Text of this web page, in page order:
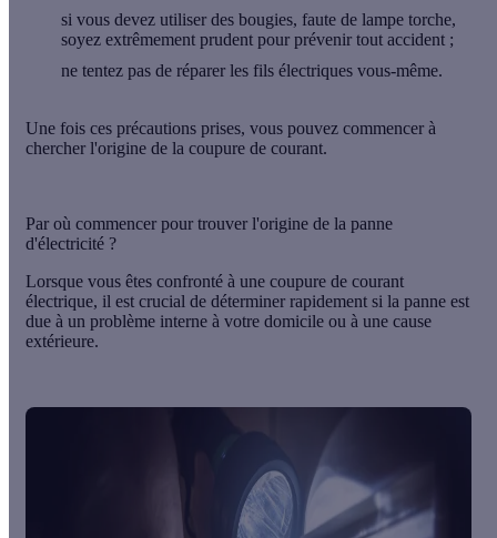
si vous devez utiliser des bougies, faute de lampe torche,
soyez extrêmement prudent pour prévenir tout accident ;
ne tentez pas de réparer les fils électriques vous-même.
Une fois ces précautions prises, vous pouvez commencer à
chercher l'origine de la coupure de courant.
Par où commencer pour trouver l'origine de la panne
d'électricité ?
Lorsque vous êtes confronté à une coupure de courant
électrique, il est crucial de déterminer rapidement si la panne est
due à un problème interne à votre domicile ou à une cause
extérieure.